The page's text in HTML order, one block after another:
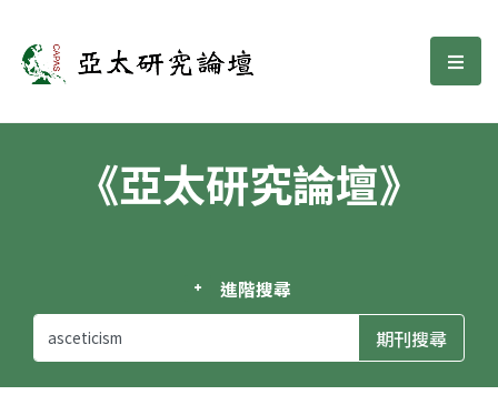
亞太研究論壇 選
《亞太研究論壇》
進階搜尋